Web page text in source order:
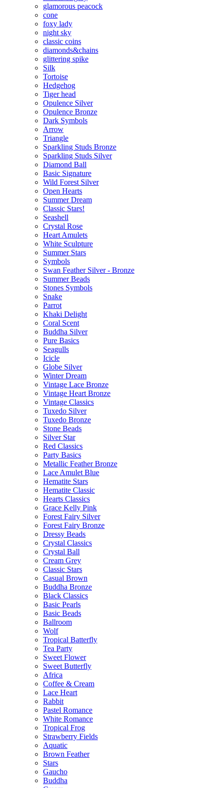
glamorous peacock
cone
foxy lady
night sky
classic coins
diamonds&chains
glittering spike
Silk
Tortoise
Hedgehog
Tiger head
Opulence Silver
Opulence Bronze
Dark Symbols
Arrow
Triangle
Sparkling Studs Bronze
Sparkling Studs Silver
Diamond Ball
Basic Signature
Wild Forest Silver
Open Hearts
Summer Dream
Classic Stars!
Seashell
Crystal Rose
Heart Amulets
White Sculpture
Summer Stars
Symbols
Swan Feather Silver - Bronze
Summer Beads
Stones Symbols
Snake
Parrot
Khaki Delight
Coral Scent
Buddha Silver
Pure Basics
Seagulls
Icicle
Globe Silver
Winter Dream
Vintage Lace Bronze
Vintage Heart Bronze
Vintage Classics
Tuxedo Silver
Tuxedo Bronze
Stone Beads
Silver Star
Red Classics
Party Basics
Metallic Feather Bronze
Lace Amulet Blue
Hematite Stars
Hematite Classic
Hearts Classics
Grace Kelly Pink
Forest Fairy Silver
Forest Fairy Bronze
Dressy Beads
Crystal Classics
Crystal Ball
Cream Grey
Classic Stars
Casual Brown
Buddha Bronze
Black Classics
Basic Pearls
Basic Beads
Ballroom
Wolf
Tropical Batterfly
Tea Party
Sweet Flower
Sweet Butterfly
Africa
Coffee & Cream
Lace Heart
Rabbit
Pastel Romance
White Romance
Tropical Frog
Strawberry Fields
Aquatic
Brown Feather
Stars
Gaucho
Buddha